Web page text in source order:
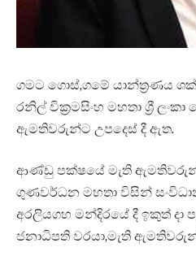
ගමට ගොස්,ගමේ යාන්ත්‍රණය
රනිල් වික්‍රමසිංහ මහතා ශ්‍රී
ඇමතිවරුන්ට උපදෙස් දී ඇත.
ආණ්ඩු පක්ෂයේ මැති ඇමතිවරුන්
ගුණවර්ධන මහතා විසින්
අරලියගහ මන්දිරයේ දී ඉකුත් දා
ජනාධිපති වරයා,මැති